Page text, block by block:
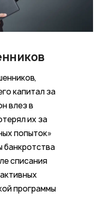
капитал за
влез в
их за
попыток»
банкротства
списания
программы